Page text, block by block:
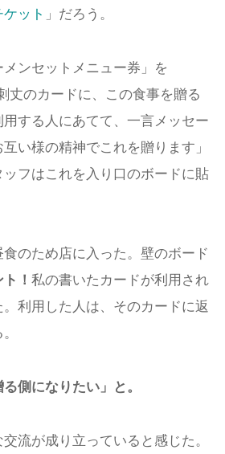
ット 」だろう。
ンセットメニュー券」を
丈のカードに、この食事を贈る
する人にあてて、一言メッセー
い様の精神でこれを贈ります」
ッフはこれを入り口のボードに貼
のため店に入った。壁のボード
！ 私の書いたカードが利用され
利用した人は、そのカードに返
側になりたい」と。
流が成り立っていると感じた。